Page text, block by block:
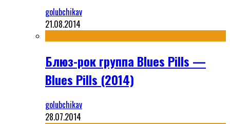
golubchikav
21.08.2014
Блюз-рок группа Blues Pills —
Blues Pills (2014)
golubchikav
28.07.2014